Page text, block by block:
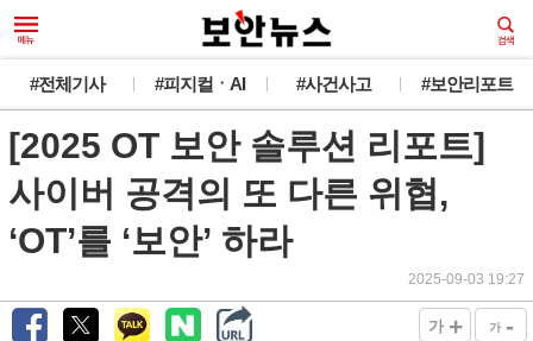
#전체기사 #피지컬ㆍAI #사건사고 #보안리포트
[2025 OT 보안 솔루션 리포트]
사이버 공격의 또 다른 위협,
‘OT’를 ‘보안’ 하라
2025-09-03 19:27
가 + 가 -